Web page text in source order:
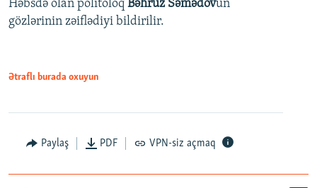
Həbsdə olan politoloq Bəhruz Səmədovun
gözlərinin zəiflədiyi bildirilir.
Ətraflı burada oxuyun
Paylaş PDF VPN-siz açmaq